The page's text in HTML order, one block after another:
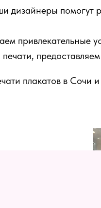
дизайнеры помогут
привлекательные
плакатов в